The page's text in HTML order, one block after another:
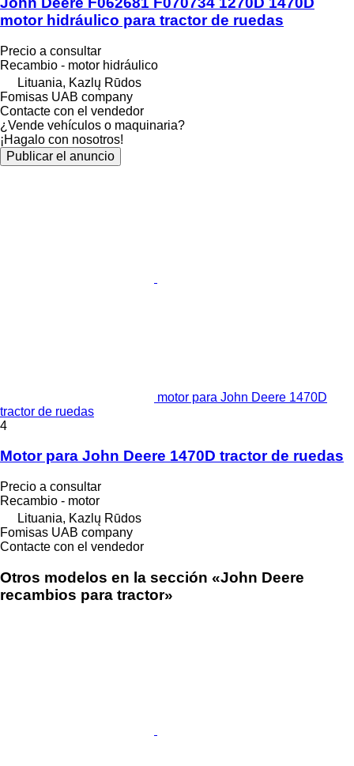
motor hidráulico para tractor de ruedas
Precio a consultar
Recambio - motor hidráulico
Lituania, Kazlų Rūdos
Fomisas UAB company
Contacte con el vendedor
¿Vende vehículos o maquinaria?
¡Hagalo con nosotros!
Publicar el anuncio
motor para John Deere 1470D
tractor de ruedas
4
Motor para John Deere 1470D tractor de ruedas
Precio a consultar
Recambio - motor
Lituania, Kazlų Rūdos
Fomisas UAB company
Contacte con el vendedor
Otros modelos en la sección «John Deere
recambios para tractor»